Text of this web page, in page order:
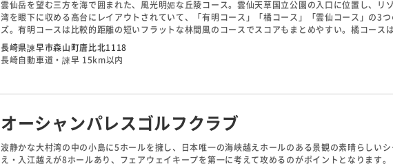
雲仙岳を望む三方を海で囲まれた、風光明媚な丘陵コース。雲仙天草国立公園の入口に位置し、リ
湾を眼下に収める高台にレイアウトされていて、「有明コース」「橘コース」「雲仙コース」の3
ズ。有明コースは比較的距離の短いフラットな林間風のコースでスコアもまとめやすい。橘コース
されている。６番・７番ホールからの橘湾の眺望は絶景です。雲仙コースはフラットで広いフェア
す。
長崎県諫早市森山町唐比北1118
長崎自動車道・諫早 15km以内
オーシャンパレスゴルフクラブ
波静かな大村湾の中の小島に5ホールを擁し、日本唯一の海峡越えホールのある景観の素晴らしい
え・入江越えが8ホールあり、フェアウェイキープを第一に考えて攻めるのがポイントとなります。